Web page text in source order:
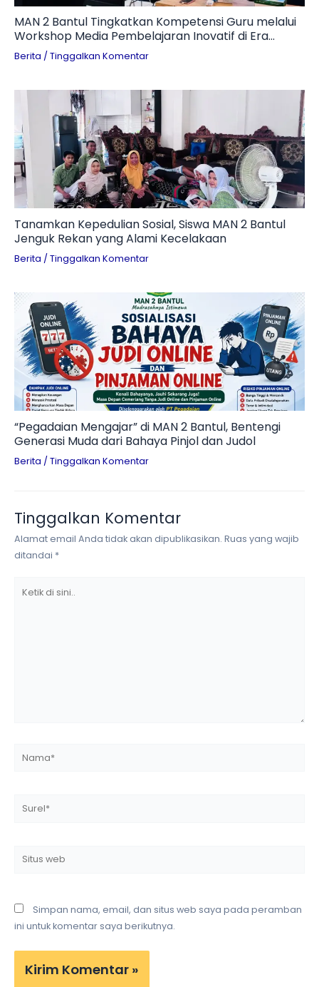
MAN 2 Bantul Tingkatkan Kompetensi Guru melalui
Workshop Media Pembelajaran Inovatif di Era
Digital
Berita / Tinggalkan Komentar
Tanamkan Kepedulian Sosial, Siswa MAN 2 Bantul
Jenguk Rekan yang Alami Kecelakaan
Berita / Tinggalkan Komentar
“Pegadaian Mengajar” di MAN 2 Bantul, Bentengi
Generasi Muda dari Bahaya Pinjol dan Judol
Berita / Tinggalkan Komentar
Tinggalkan Komentar
Alamat email Anda tidak akan dipublikasikan. Ruas yang wajib
ditandai *
Surel*
Situs
Simpan nama, email, dan situs web saya pada peramban
ini untuk komentar saya berikutnya.